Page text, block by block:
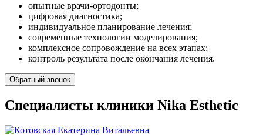
опытные врачи-ортодонты;
цифровая диагностика;
индивидуальное планирование лечения;
современные технологии моделирования;
комплексное сопровождение на всех этапах;
контроль результата после окончания лечения.
Обратный звонок
Специалисты клиники Nika Esthetic